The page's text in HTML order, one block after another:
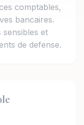
comptables,
bancaires.
sensibles et
de defense.